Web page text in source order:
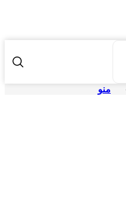
منو